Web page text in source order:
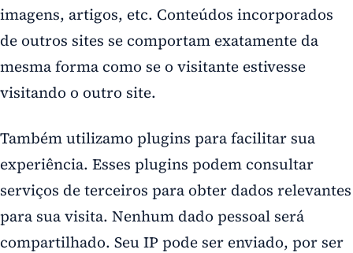
imagens, artigos, etc. Conteúdos incorporados
de outros sites se comportam exatamente da
mesma forma como se o visitante estivesse
visitando o outro site.
Também utilizamo plugins para facilitar sua
experiência. Esses plugins podem consultar
serviços de terceiros para obter dados relevantes
para sua visita. Nenhum dado pessoal será
compartilhado. Seu IP pode ser enviado, por ser